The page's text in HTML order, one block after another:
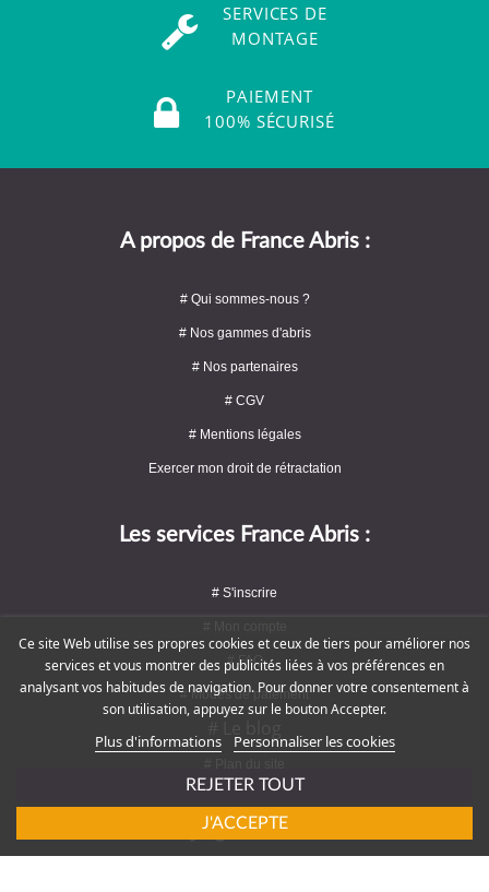
SERVICES DE
MONTAGE
PAIEMENT
100% SÉCURISÉ
A propos de France Abris :
# Qui sommes-nous ?
# Nos gammes d'abris
# Nos partenaires
# CGV
# Mentions légales
Exercer mon droit de rétractation
Les services France Abris :
# S'inscrire
# FAQ
# Modes de paiement
Rejoignez-nous !
Ce site Web utilise ses propres cookies et ceux de tiers pour améliorer nos
services et vous montrer des publicités liées à vos préférences en
analysant vos habitudes de navigation. Pour donner votre consentement à
son utilisation, appuyez sur le bouton Accepter.
Plus d'informations Personnaliser les cookies
REJETER TOUT
J'ACCEPTE